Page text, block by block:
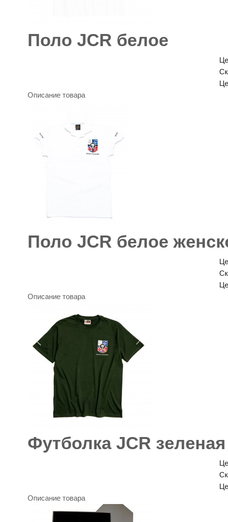
Поло JCR белое
Описание товара
Поло JCR белое
Описание товара
Футболка JCR зеленая
Описание товара